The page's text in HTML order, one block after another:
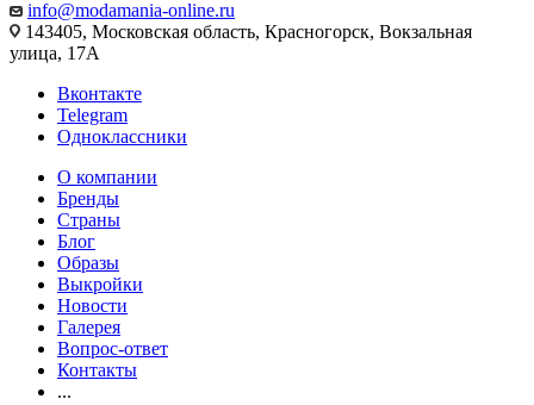
info@modamania-online.ru
143405, Московская область, Красногорск, Вокзальная
улица, 17А
Вконтакте
Telegram
Одноклассники
О компании
Бренды
Страны
Блог
Образы
Выкройки
Новости
Галерея
Вопрос-ответ
Контакты
...